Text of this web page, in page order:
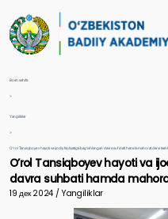
Bosh sahifa
>
Yangiliklar
>
O’rol Tansiqboyev hayoti va ijodiy faoliyatiga bag’ishlangan davra suhbati hamda mahorat darsi
O’rol Tansiqboyev hayoti va
davra suhbati hamda
19 дек 2024 / Yangiliklar